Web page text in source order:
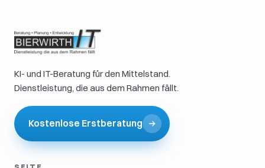
KI- und IT-Beratung für den Mittelstand.
Dienstleistung, die aus dem Rahmen fällt.
Kostenlose Erstberatung